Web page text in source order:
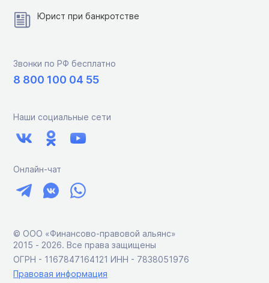
Юрист при банкротстве
Звонки по РФ бесплатно
8 800 100 04 55
Наши социальные сети
Онлайн-чат
© ООО «Финансово-правовой альянс»
2015 ‑ 2026. Все права защищены
ОГРН - 1167847164121 ИНН - 7838051976
Правовая информация